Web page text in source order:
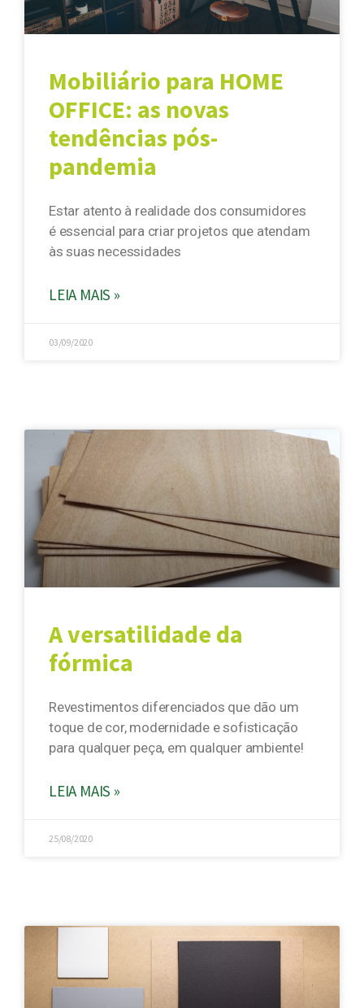
Mobiliário para HOME
OFFICE: as novas
tendências pós-
pandemia
Estar atento à realidade dos consumidores
é essencial para criar projetos que atendam
às suas necessidades
LEIA MAIS »
03/09/2020
A versatilidade da
fórmica
Revestimentos diferenciados que dão um
toque de cor, modernidade e sofisticação
para qualquer peça, em qualquer ambiente!
LEIA MAIS »
25/08/2020